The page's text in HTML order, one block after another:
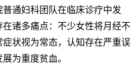
普通妇科团队在临床诊疗中发
诸多痛点：不少女性将月经不
状视为常态，认知存在严重误
为重度贫血。